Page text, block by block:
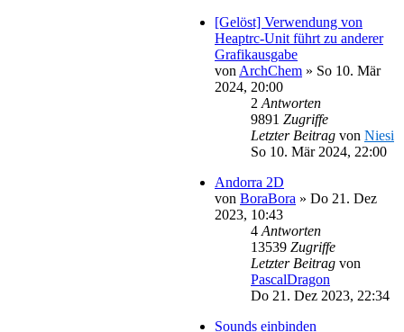
[Gelöst] Verwendung von
Heaptrc-Unit führt zu anderer
Grafikausgabe
von ArchChem » So 10. Mär
2024, 20:00
2 Antworten
9891 Zugriffe
Letzter Beitrag von Niesi
So 10. Mär 2024, 22:00
Andorra 2D
von BoraBora » Do 21. Dez
2023, 10:43
4 Antworten
13539 Zugriffe
Letzter Beitrag von
PascalDragon
Do 21. Dez 2023, 22:34
Sounds einbinden